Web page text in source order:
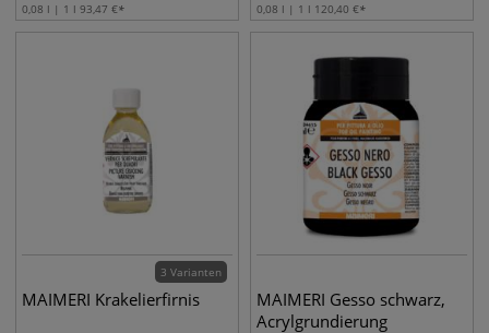
0,08 l | 1 l 93,47 € 0,08 l | 1 l 120,40 €
3 Varianten
MAIMERI Krakelierfirnis
MAIMERI Gesso schwarz,
Acrylgrundierung